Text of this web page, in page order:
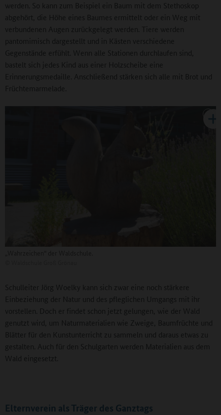
werden. So kann zum Beispiel ein Baum mit dem Stethoskop
abgehört, die Höhe eines Baumes ermittelt oder ein Weg mit
verbundenen Augen zurückgelegt werden. Tiere werden
pantomimisch dargestellt und in Kästen verschiedene
Gegenstände erfühlt. Wenn alle Stationen durchlaufen sind,
bastelt sich jedes Kind aus einer Holzscheibe eine
Erinnerungsmedaille. Anschließend stärken sich alle mit Brot und
Früchtemarmelade.
Schulleiter Jörg Woelky kann sich zwar eine noch stärkere
Einbeziehung der Natur und des pfleglichen Umgangs mit ihr
vorstellen. Doch er findet schon jetzt gelungen, wie der Wald
genutzt wird, um Naturmaterialien wie Zweige, Baumfrüchte und
Blätter für den Kunstunterricht zu sammeln und daraus etwas zu
gestalten. Auch für den Schulgarten werden Materialien aus dem
Wald eingesetzt.
Elternverein als Träger des Ganztags